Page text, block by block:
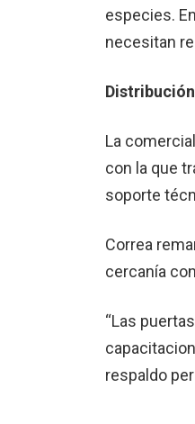
especies.
necesitan
La
con la que
soporte
Correa
cercanía
“Las
respaldo